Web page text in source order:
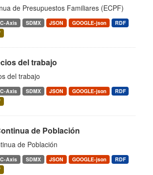
de Presupuestos Familiares (ECPF)
Axis SDMX JSON GOOGLE-json
RDF
del trabajo
del trabajo
Axis SDMX JSON GOOGLE-json
RDF
de Población
de Población
Axis SDMX JSON GOOGLE-json
RDF